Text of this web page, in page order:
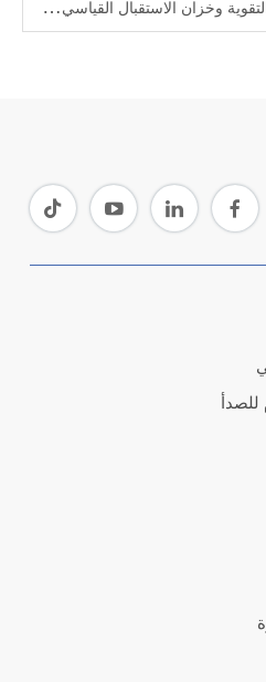
وخزان الاستقبال القياسي للهواء
للصدأ